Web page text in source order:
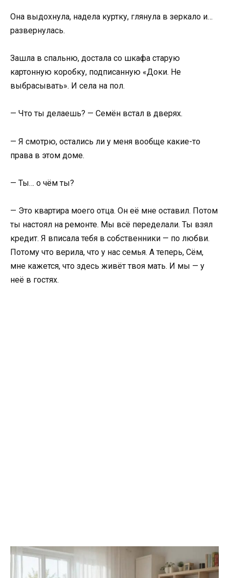
Она выдохнула, надела куртку, глянула в зеркало и…
развернулась.
Зашла в спальню, достала со шкафа старую
картонную коробку, подписанную «Доки. Не
выбрасывать». И села на пол.
— Что ты делаешь? — Семён встал в дверях.
— Я смотрю, остались ли у меня вообще какие-то
права в этом доме.
— Ты… о чём ты?
— Это квартира моего отца. Он её мне оставил. Потом
ты настоял на ремонте. Мы всё переделали. Ты взял
кредит. Я вписала тебя в собственники — по любви.
Потому что верила, что у нас семья. А теперь, Сём,
мне кажется, что здесь живёт твоя мать. И мы — у
неё в гостях.